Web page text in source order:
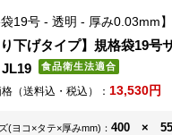
19号 - 透明 - 厚み0.03mm
り下げタイプ】規格袋19号
JL19
（送料込・税込）： 13,530円
(ヨコ×タテ×厚みmm) ： 400 ×